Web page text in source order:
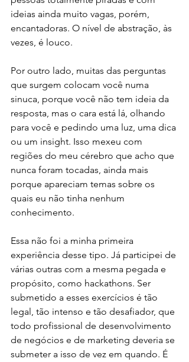
ideias ainda muito vagas, porém,
encantadoras. O nível de abstração, às
vezes, é louco.
Por outro lado, muitas das perguntas
que surgem colocam você numa
sinuca, porque você não tem ideia da
resposta, mas o cara está lá, olhando
para você e pedindo uma luz, uma dica
ou um insight. Isso mexeu com
regiões do meu cérebro que acho que
nunca foram tocadas, ainda mais
porque apareciam temas sobre os
quais eu não tinha nenhum
conhecimento.
Essa não foi a minha primeira
experiência desse tipo. Já participei de
várias outras com a mesma pegada e
propósito, como hackathons. Ser
submetido a esses exercícios é tão
legal, tão intenso e tão desafiador, que
todo profissional de desenvolvimento
de negócios e de marketing deveria se
submeter a isso de vez em quando. É